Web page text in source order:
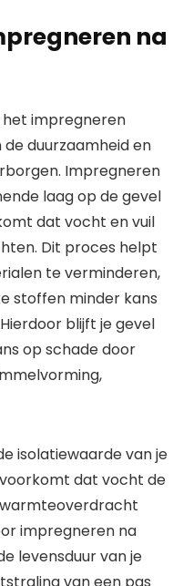
na
het impregneren
duurzaamheid en
Impregneren
laag op de gevel
dat vocht en vuil
Dit proces helpt
te verminderen,
stoffen minder kans
blijft je gevel
op schade door
isolatiewaarde van je
dat vocht de
impregneren na
levensduur van je